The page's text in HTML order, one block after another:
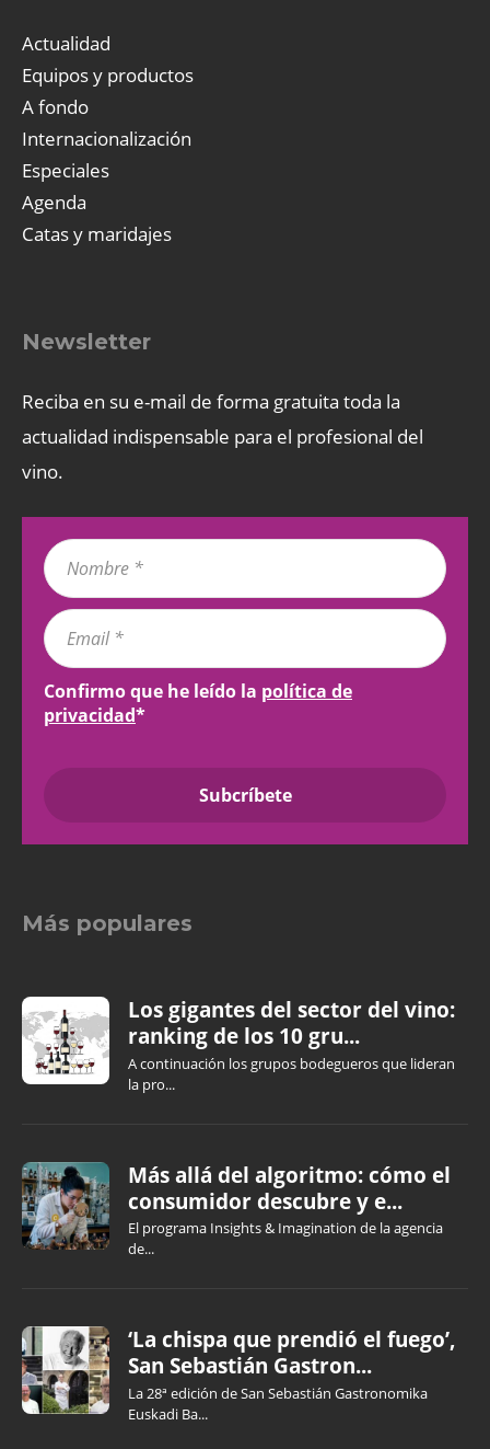
Actualidad
Equipos y productos
A fondo
Internacionalización
Especiales
Agenda
Catas y maridajes
Newsletter
Reciba en su e-mail de forma gratuita toda la
actualidad indispensable para el profesional del
vino.
Confirmo que he leído la política de
privacidad*
Más populares
Los gigantes del sector del vino:
ranking de los 10 gru...
A continuación los grupos bodegueros que lideran
la pro...
Más allá del algoritmo: cómo el
consumidor descubre y e...
El programa Insights & Imagination de la agencia
de...
‘La chispa que prendió el fuego’,
San Sebastián Gastron...
La 28ª edición de San Sebastián Gastronomika
Euskadi Ba...